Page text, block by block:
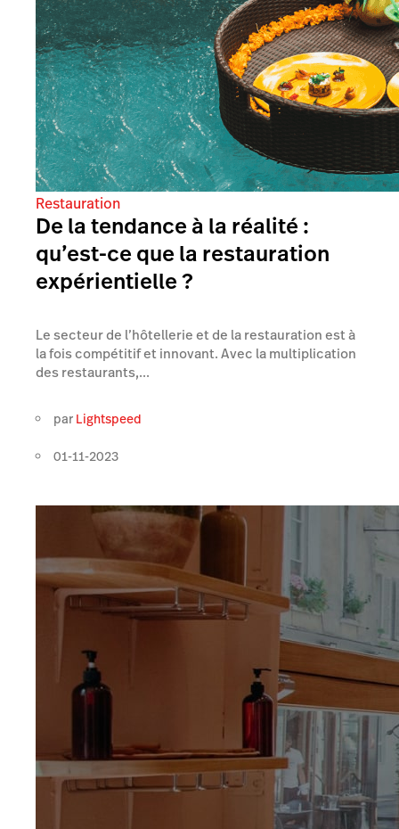
Restauration
De la tendance à la réalité :
qu’est-ce que la restauration
expérientielle ?
Le secteur de l’hôtellerie et de la restauration est à
la fois compétitif et innovant. Avec la multiplication
des restaurants,...
par Lightspeed
01-11-2023